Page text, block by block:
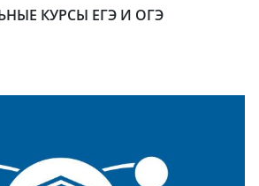
КУРСЫ ЕГЭ И ОГЭ